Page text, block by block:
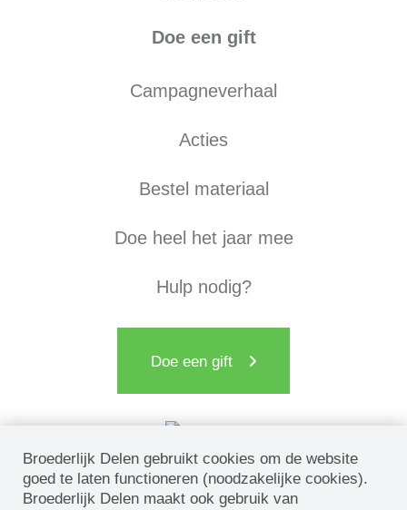
Doe een gift
Campagneverhaal
Acties
Bestel materiaal
Doe heel het jaar mee
Hulp nodig?
Doe een gift
Broederlijk Delen gebruikt cookies om de website
goed te laten functioneren (noodzakelijke cookies).
Broederlijk Delen maakt ook gebruik van